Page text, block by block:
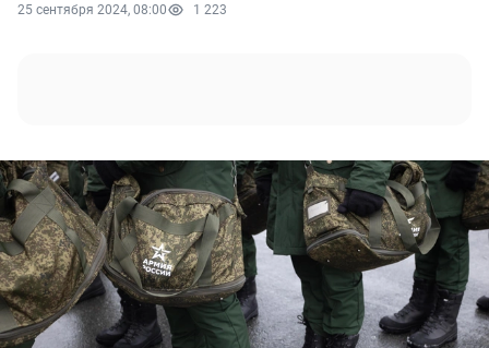
25 сентября 2024, 08:00 1 223